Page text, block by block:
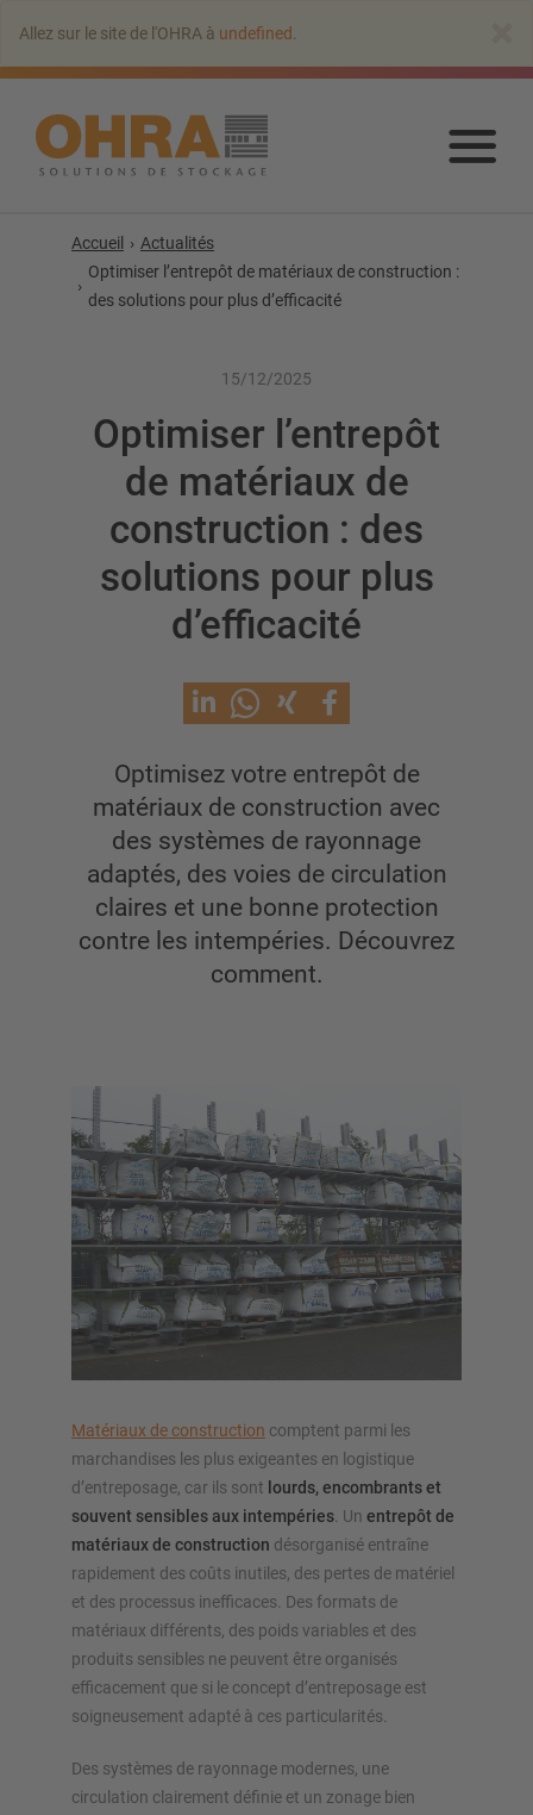
contenu
Allez sur le site de l'OHRA à undefined
Accueil
Actualités
Optimiser l’entrepôt de matériaux de construction :
des solutions pour plus d’efficacité
15/12/2025
Optimiser l’entrepôt
de matériaux de
construction : des
solutions pour plus
d’efficacité
Optimisez votre entrepôt de
matériaux de construction avec
des systèmes de rayonnage
adaptés, des voies de circulation
claires et une bonne protection
contre les intempéries. Découvrez
comment.
Matériaux de construction comptent parmi les
marchandises les plus exigeantes en logistique
d’entreposage, car ils sont lourds, encombrants et
souvent sensibles aux intempéries. Un entrepôt de
matériaux de construction désorganisé entraîne
rapidement des coûts inutiles, des pertes de matériel
et des processus inefficaces. Des formats de
matériaux différents, des poids variables et des
produits sensibles ne peuvent être organisés
efficacement que si le concept d’entreposage est
soigneusement adapté à ces particularités.
Des systèmes de rayonnage modernes, une
circulation clairement définie et un zonage bien
Rayonnages cantilever
Cantilever avec toit
Rayonnage cantilever simple-face
Rayonnage cantilever pour charges lourdes
Autres rayonnages cantilever
APERÇU SYSTÈMES DE STOCKAGE
Rayonnages á palettes
Rayonnages mobiles
Stockage automatique
Mezzanines
Rayonnage vertical
Planifiez votre système de rayonnage individuellement avec
nos configurateurs – y compris la demande directe
Configurer le rayonnage maintenant